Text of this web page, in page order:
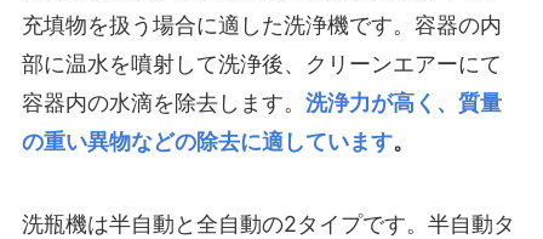
充填物を扱う場合に適した洗浄機です。容器の内
部に温水を噴射して洗浄後、クリーンエアーにて
容器内の水滴を除去します。 洗浄力が高く、質量
の重い異物などの除去に適しています。
洗瓶機は半自動と全自動の2タイプです。半自動タ